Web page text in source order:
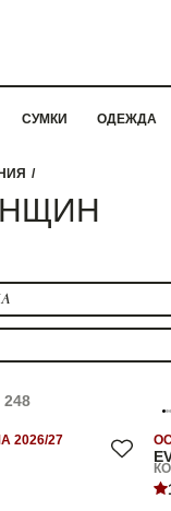
СУМКИ ОДЕЖДА
2026/27